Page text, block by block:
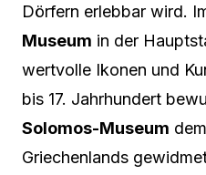
Dörfern erlebbar wird.
Museum in der
wertvolle Ikonen und
bis 17. Jahrhundert
Solomos-Museum
Griechenlands